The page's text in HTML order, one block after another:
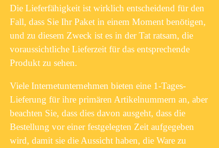
Die Lieferfähigkeit ist wirklich entscheidend für den
Fall, dass Sie Ihr Paket in einem Moment benötigen,
und zu diesem Zweck ist es in der Tat ratsam, die
voraussichtliche Lieferzeit für das entsprechende
Produkt zu sehen.
Viele Internetunternehmen bieten eine 1-Tages-
Lieferung für ihre primären Artikelnummern an, aber
beachten Sie, dass dies davon ausgeht, dass die
Bestellung vor einer festgelegten Zeit aufgegeben
wird, damit sie die Aussicht haben, die Ware zu